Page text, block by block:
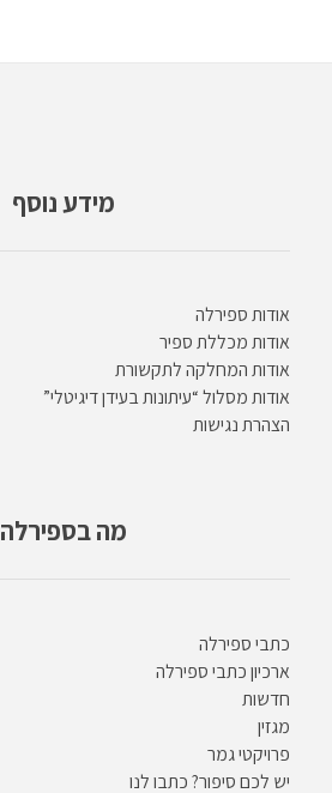
מידע נוסף
אודות ספירלה
אודות מכללת ספיר
אודות המחלקה לתקשורת
אודות מסלול “עיתונות בעידן דיגיטלי”
הצהרת נגישות
מה בספירלה
כתבי ספירלה
ארכיון כתבי ספירלה
חדשות
מגזין
פרויקטי גמר
יש לכם סיפור? כתבו לנו